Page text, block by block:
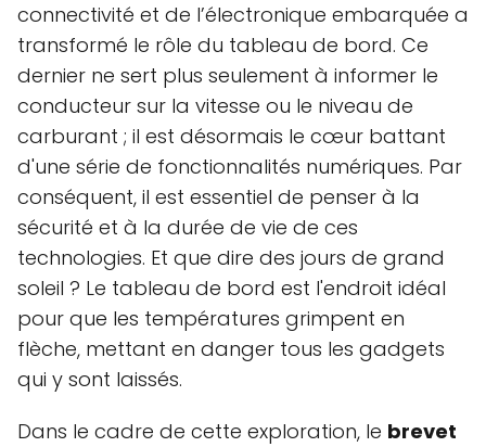
connectivité et de l’électronique embarquée a
transformé le rôle du tableau de bord. Ce
dernier ne sert plus seulement à informer le
conducteur sur la vitesse ou le niveau de
carburant ; il est désormais le cœur battant
d'une série de fonctionnalités numériques. Par
conséquent, il est essentiel de penser à la
sécurité et à la durée de vie de ces
technologies. Et que dire des jours de grand
soleil ? Le tableau de bord est l'endroit idéal
pour que les températures grimpent en
flèche, mettant en danger tous les gadgets
qui y sont laissés.
Dans le cadre de cette exploration, le brevet